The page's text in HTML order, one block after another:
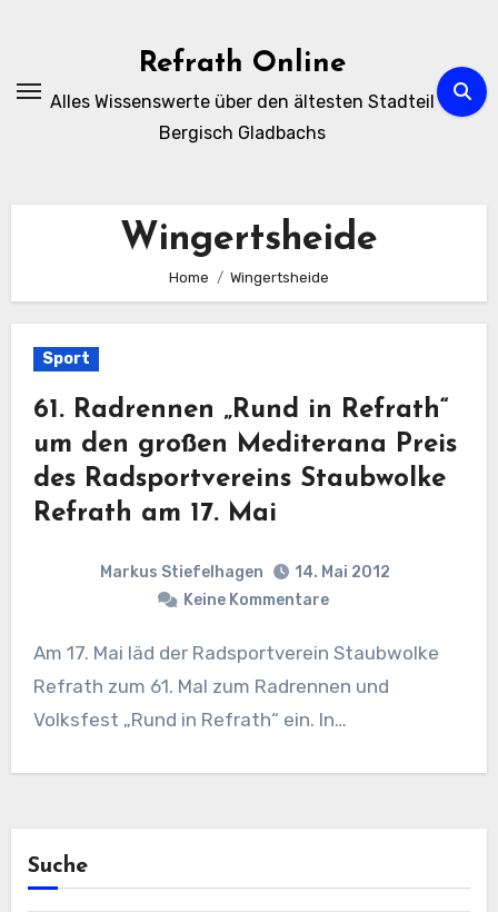
Refrath Online
Alles Wissenswerte über den ältesten Stadteil
Bergisch Gladbachs
Wingertsheide
Home Wingertsheide
Sport
61. Radrennen „Rund in Refrath“
um den großen Mediterana Preis
des Radsportvereins Staubwolke
Refrath am 17. Mai
Markus Stiefelhagen
14. Mai 2012
Keine Kommentare
Am 17. Mai läd der Radsportverein Staubwolke
Refrath zum 61. Mal zum Radrennen und
Volksfest „Rund in Refrath“ ein. In…
Suche